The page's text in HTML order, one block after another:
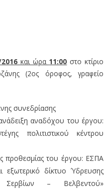
και ώρα 11:00 στο κτίριο
(2ος όροφος, γραφείο
συνεδρίασης
αναδόχου του έργου:
πολιτιστικού κέντρου
προθεσμίας του έργου: ΕΣΠΑ
δίκτυο Ύδρευσης
Σερβίων – Βελβεντού»